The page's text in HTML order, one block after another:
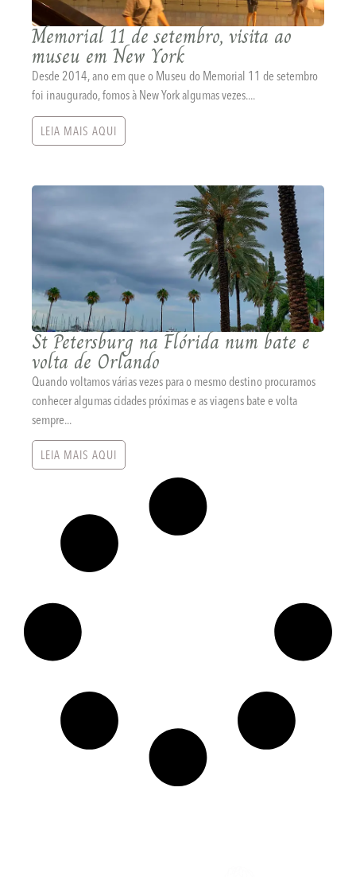
Memorial 11 de setembro, visita ao
museu em New York
Desde 2014, ano em que o Museu do Memorial 11 de setembro
foi inaugurado, fomos à New York algumas vezes....
LEIA MAIS AQUI
St Petersburg na Flórida num bate e
volta de Orlando
Quando voltamos várias vezes para o mesmo destino procuramos
conhecer algumas cidades próximas e as viagens bate e volta
sempre...
LEIA MAIS AQUI